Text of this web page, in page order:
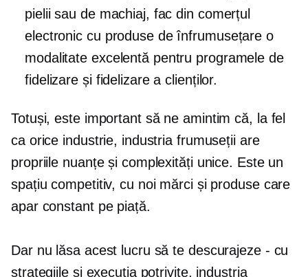
pielii sau de machiaj, fac din comerțul
electronic cu produse de înfrumusețare o
modalitate excelentă pentru programele de
fidelizare și fidelizare a clienților.
Totuși, este important să ne amintim că, la fel
ca orice industrie, industria frumuseții are
propriile nuanțe și complexități unice. Este un
spațiu competitiv, cu noi mărci și produse care
apar constant pe piață.
Dar nu lăsa acest lucru să te descurajeze - cu
strategiile și execuția potrivite, industria